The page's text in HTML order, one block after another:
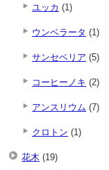
ユッカ (1)
ウンベラータ (1)
サンセベリア (5)
コーヒーノキ (2)
アンスリウム (7)
クロトン (1)
花木 (19)